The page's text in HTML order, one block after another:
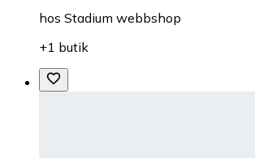
hos Stadium webbshop
+1 butik